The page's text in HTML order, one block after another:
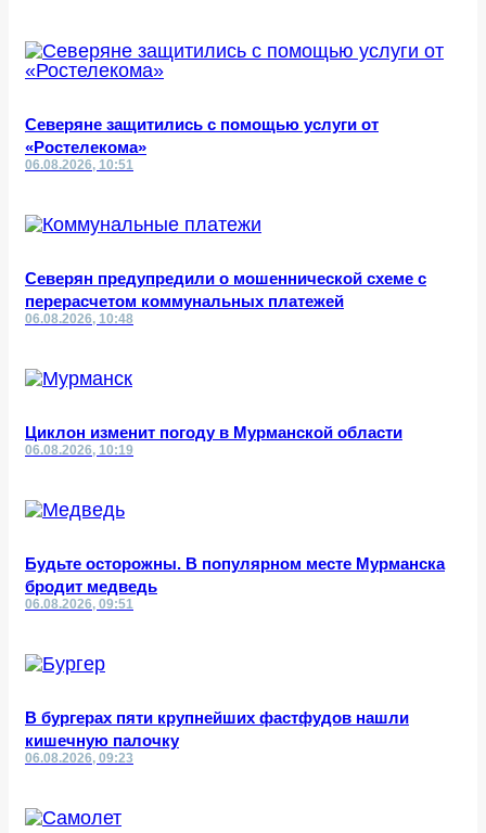
Северяне защитились с помощью услуги от
«Ростелекома»
06.08.2026, 10:51
Северян предупредили о мошеннической схеме с
перерасчетом коммунальных платежей
06.08.2026, 10:48
Циклон изменит погоду в Мурманской области
06.08.2026, 10:19
Будьте осторожны. В популярном месте Мурманска
бродит медведь
06.08.2026, 09:51
В бургерах пяти крупнейших фастфудов нашли
кишечную палочку
06.08.2026, 09:23